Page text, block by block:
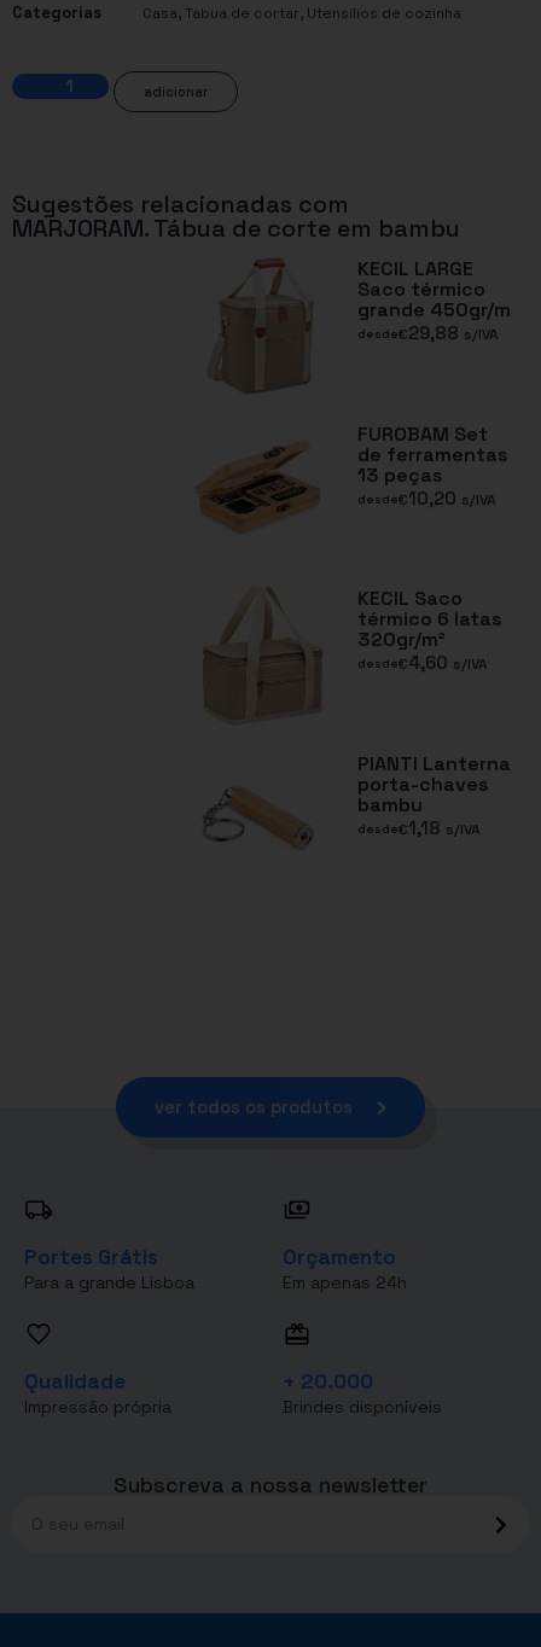
Categorias
Casa,Tabua de cortar, Utensílios de cozinha
adicionar
Sugestões relacionadas com
MARJORAM. Tábua de corte em bambu
KECIL LARGE
Saco térmico
grande 450gr/m
desde€29,88 s/IVA
FUROBAM Set
de ferramentas
13 peças
desde€10,20 s/IVA
KECIL Saco
térmico 6 latas
320gr/m²
desde€4,60 s/IVA
PIANTI Lanterna
porta-chaves
bambu
desde€1,18 s/IVA
ver todos os produtos
Portes Grátis
Para a grande Lisboa
Orçamento
Em apenas 24h
Qualidade
Impressão própria
+ 20.000
Brindes disponíveis
Subscreva a nossa newsletter